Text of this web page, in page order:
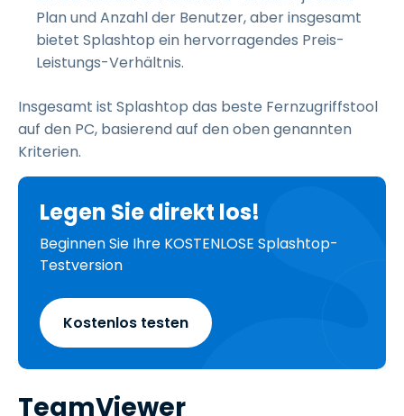
Plan und Anzahl der Benutzer, aber insgesamt
bietet Splashtop ein hervorragendes Preis-
Leistungs-Verhältnis.
Insgesamt ist Splashtop das beste Fernzugriffstool
auf den PC, basierend auf den oben genannten
Kriterien.
Legen Sie direkt los!
Beginnen Sie Ihre KOSTENLOSE Splashtop-
Testversion
Kostenlos testen
TeamViewer